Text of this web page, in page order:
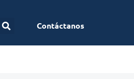
Contáctanos